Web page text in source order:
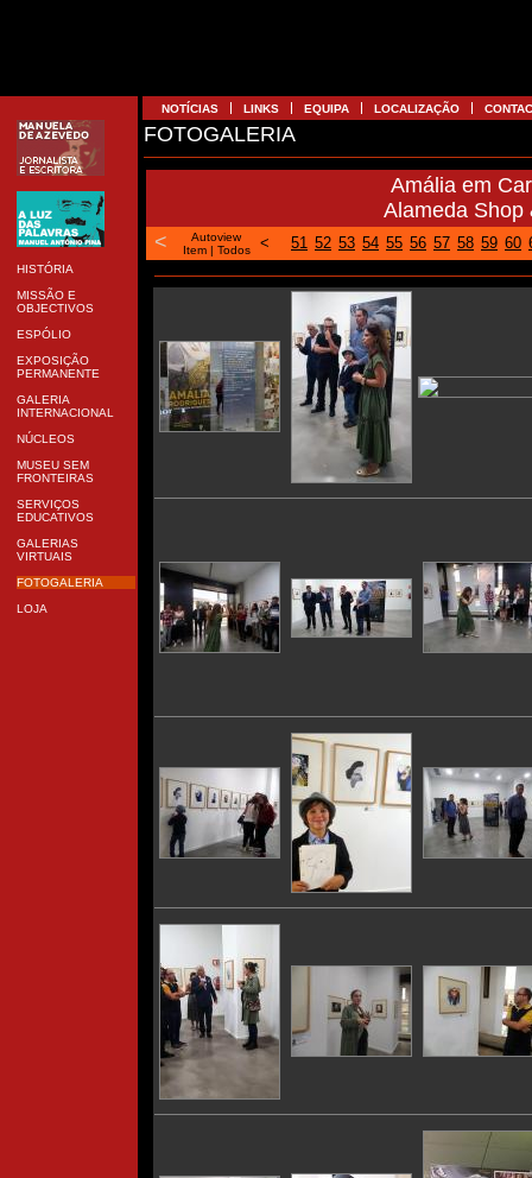
HISTÓRIA
MISSÃO E
OBJECTIVOS
ESPÓLIO
EXPOSIÇÃO
PERMANENTE
GALERIA
INTERNACIONAL
NÚCLEOS
MUSEU SEM
FRONTEIRAS
SERVIÇOS
EDUCATIVOS
GALERIAS
VIRTUAIS
FOTOGALERIA
LOJA
NOTÍCIAS LINKS EQUIPA LOCALIZAÇÃO
FOTOGALERIA
Amália em
Alameda Shop
<
Autoview
Item| Todos < 51 52 53 54 55 56 57 58 59 60